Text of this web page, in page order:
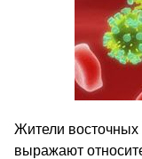
Жители восточных
выражают